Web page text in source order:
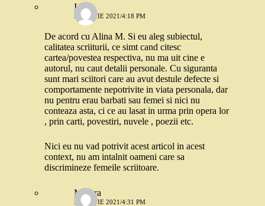
Ioana
5 MARTIE 2021/4:18 PM
De acord cu Alina M. Si eu aleg subiectul,
calitatea scriiturii, ce simt cand citesc
cartea/povestea respectiva, nu ma uit cine e
autorul, nu caut detalii personale. Cu siguranta
sunt mari sciitori care au avut destule defecte si
comportamente nepotrivite in viata personala, dar
nu pentru erau barbati sau femei si nici nu
conteaza asta, ci ce au lasat in urma prin opera lor
, prin carti, povestiri, nuvele , poezii etc.
Nici eu nu vad potrivit acest articol in acest
context, nu am intalnit oameni care sa
discrimineze femeile scriitoare.
Morera
5 MARTIE 2021/4:31 PM